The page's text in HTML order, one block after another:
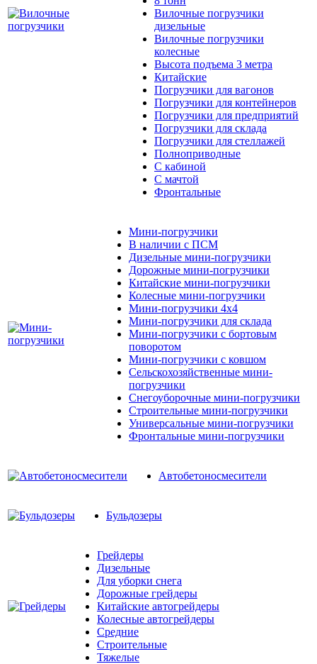
Вилочные погрузчики
дизельные
Вилочные погрузчики
колесные
Высота подъема 3 метра
Китайские
Погрузчики для вагонов
Погрузчики для контейнеров
Погрузчики для предприятий
Погрузчики для склада
Погрузчики для стеллажей
Полноприводные
С кабиной
С мачтой
Фронтальные
Мини-погрузчики
В наличии с ПСМ
Дизельные мини-погрузчики
Дорожные мини-погрузчики
Китайские мини-погрузчики
Колесные мини-погрузчики
Мини-погрузчики 4х4
Мини-погрузчики для склада
Мини-погрузчики с бортовым
поворотом
Мини-погрузчики с ковшом
Сельскохозяйственные мини-
погрузчики
Снегоуборочные мини-погрузчики
Строительные мини-погрузчики
Универсальные мини-погрузчики
Фронтальные мини-погрузчики
Автобетоносмесители
Бульдозеры
Грейдеры
Дизельные
Для уборки снега
Дорожные грейдеры
Китайские автогрейдеры
Колесные автогрейдеры
Средние
Строительные
Тяжелые